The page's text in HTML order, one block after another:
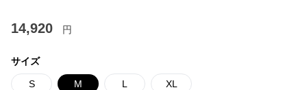
14,920 円
サイズ
S M L XL